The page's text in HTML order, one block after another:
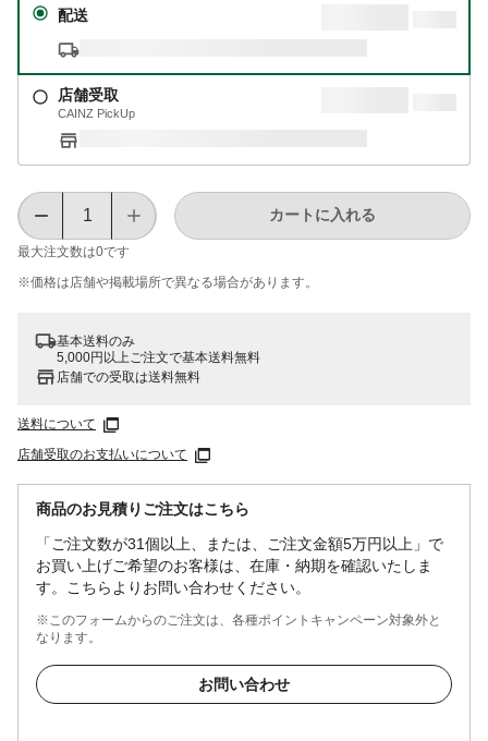
配送
店舗受取
CAINZ PickUp
最大注文数は0です
カートに入れる
※価格は​店舗や​掲載場所で​異なる​場合が​あります。
基本送料のみ
5,000円以上ご注文で基本送料無料
店舗での受取は送料無料
送料について
店舗受取のお支払いについて
商品のお見積りご注文はこちら
「ご注文数が31個以上、または、ご注文金額5万円以上」で
お買い上げご希望のお客様は、在庫・納期を確認いたしま
す。こちらよりお問い合わせください。
※このフォームからのご注文は、各種ポイントキャンペーン対象外と
なります。
お問い合わせ